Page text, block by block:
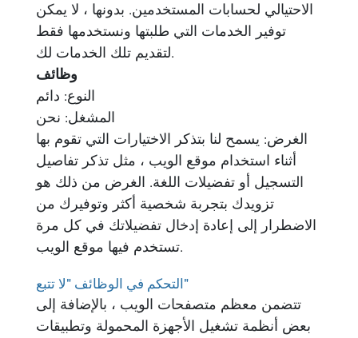
الاحتيالي لحسابات المستخدمين. بدونها ، لا يمكن
توفير الخدمات التي طلبتها ونستخدمها فقط
لتقديم تلك الخدمات لك.
وظائف
النوع: دائم
المشغل: نحن
الغرض: يسمح لنا بتذكر الاختيارات التي تقوم بها
أثناء استخدام موقع الويب ، مثل تذكر تفاصيل
التسجيل أو تفضيلات اللغة. الغرض من ذلك هو
تزويدك بتجربة شخصية أكثر وتوفيرك من
الاضطرار إلى إعادة إدخال تفضيلاتك في كل مرة
تستخدم فيها موقع الويب.
التحكم في الوظائف "لا تتبع"
تتضمن معظم متصفحات الويب ، بالإضافة إلى
بعض أنظمة تشغيل الأجهزة المحمولة وتطبيقات